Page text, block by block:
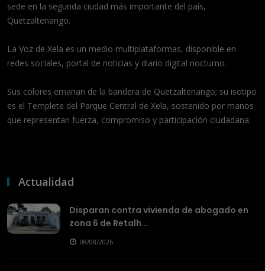
sede en la segunda ciudad más importante del país,
Quetzaltenango.
La Voz de Xela es un medio multiplataformas, disponible en
redes sociales, portal de noticias y diario digital nocturno.
Sus colores emanan de la bandera de Quetzaltenango; su isotipo
es el Templete del Parque Central de Xela, sostenido por manos
que representan fuerza, compromiso y participación ciudadana.
Actualidad
Disparan contra vivienda de abogado en
zona 6 de Retalh...
08/08/2026